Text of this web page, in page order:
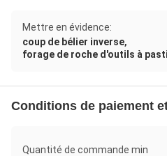
Mettre en évidence:
coup de bélier inverse,
forage de roche d'outils à
Conditions de paiement
Quantité de commande min